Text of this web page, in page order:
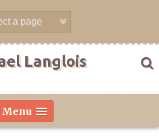
Langlois
Menu